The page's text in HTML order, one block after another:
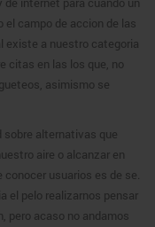
campo de accion de las
existe a nuestro categoria
citas en las los que, no
asimismo se
sobre alternativas que
aire o alcanzar en
usuarios es de se.
el pelo realizarnos pensar
pero acaso no andamos